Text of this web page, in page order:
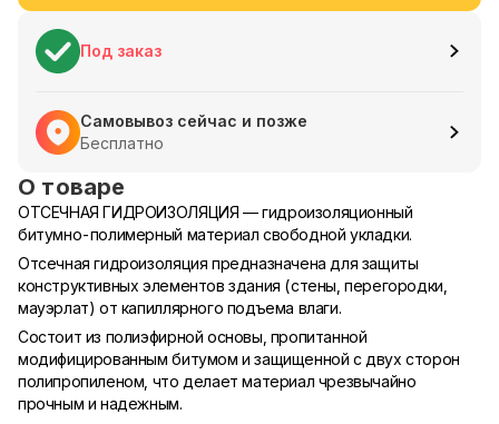
Под заказ
Самовывоз сейчас и позже
Бесплатно
О товаре
ОТСЕЧНАЯ ГИДРОИЗОЛЯЦИЯ — гидроизоляционный
битумно-полимерный материал свободной укладки.
Отсечная гидроизоляция предназначена для защиты
конструктивных элементов здания (стены, перегородки,
мауэрлат) от капиллярного подъема влаги.
Состоит из полиэфирной основы, пропитанной
модифицированным битумом и защищенной с двух сторон
полипропиленом, что делает материал чрезвычайно
прочным и надежным.